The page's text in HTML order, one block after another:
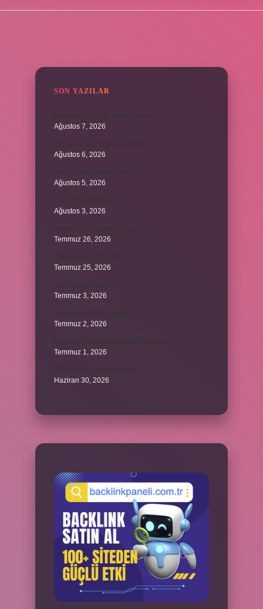
SON YAZILAR
Mantara’ya hangi doktor bakar ?
Ağustos 7, 2026
Dünyada kaç cesit baharat var ?
Ağustos 6, 2026
Ağustos 5, 2026
Ağustos 3, 2026
Temmuz 26, 2026
Temmuz 25, 2026
Temmuz 3, 2026
Temmuz 2, 2026
Temmuz 1, 2026
Haziran 30, 2026